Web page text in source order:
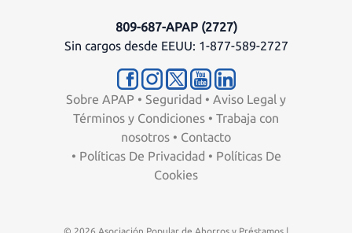
809-687-APAP (2727)
Sin cargos desde EEUU: 1-877-589-2727
Sobre APAP • Seguridad • Aviso Legal y
Términos y Condiciones • Trabaja con
nosotros • Contacto
• Políticas De Privacidad • Políticas De
Cookies
© 2026 Asociación Popular de Ahorros y Préstamos |